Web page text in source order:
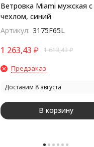
Ветровка Miami мужская с
чехлом, синий
Артикул: 3175F65L
1 263,43 ₽ 1 613,43₽
Предзаказ
Доставим 8 августа
В корзину